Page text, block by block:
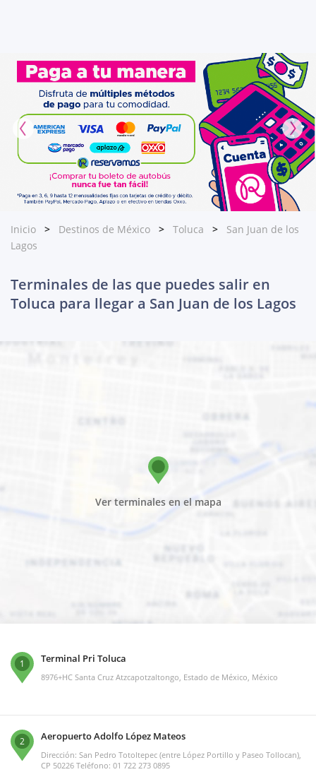
Inicio Destinos de México Toluca
San Juan de los
Lagos
Terminales de las que puedes salir en
Toluca para llegar a San Juan de los Lagos
Ver terminales en el mapa
1 Terminal Pri Toluca
8976+HC Santa Cruz Atzcapotzaltongo, Estado de México, México
2 Aeropuerto Adolfo López Mateos
Dirección: San Pedro Totoltepec (entre López Portillo y Paseo Tollocan),
CP 50226 Teléfono: 01 722 273 0895